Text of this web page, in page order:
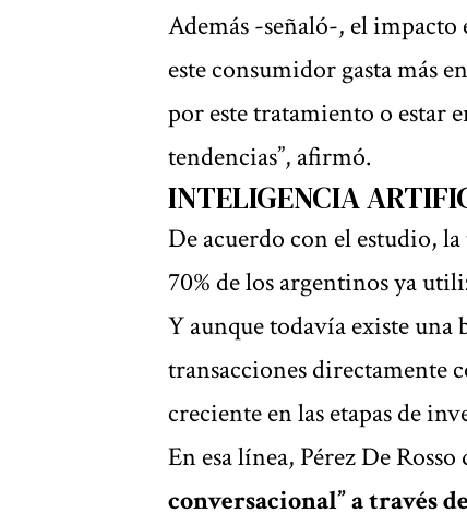
Además -señaló-, el impacto
este consumidor gasta más
por este tratamiento o estar
tendencias”, afirmó.
INTELIGENCIA
De acuerdo con el estudio,
70% de los argentinos ya
Y aunque todavía existe
transacciones directamente
creciente en las etapas de
En esa línea, Pérez De Rosso
conversacional” a través